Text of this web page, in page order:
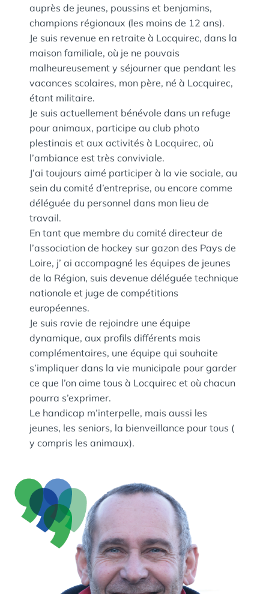
auprès de jeunes, poussins et benjamins,
champions régionaux (les moins de 12 ans).
Je suis revenue en retraite à Locquirec, dans la
maison familiale, où je ne pouvais
malheureusement y séjourner que pendant les
vacances scolaires, mon père, né à Locquirec,
étant militaire.
Je suis actuellement bénévole dans un refuge
pour animaux, participe au club photo
plestinais et aux activités à Locquirec, où
l’ambiance est très conviviale.
J’ai toujours aimé participer à la vie sociale, au
sein du comité d’entreprise, ou encore comme
déléguée du personnel dans mon lieu de
travail.
En tant que membre du comité directeur de
l’association de hockey sur gazon des Pays de
Loire, j’ ai accompagné les équipes de jeunes
de la Région, suis devenue déléguée technique
nationale et juge de compétitions
européennes.
Je suis ravie de rejoindre une équipe
dynamique, aux profils différents mais
complémentaires, une équipe qui souhaite
s’impliquer dans la vie municipale pour garder
ce que l’on aime tous à Locquirec et où chacun
pourra s’exprimer.
Le handicap m’interpelle, mais aussi les
jeunes, les seniors, la bienveillance pour tous (
y compris les animaux).